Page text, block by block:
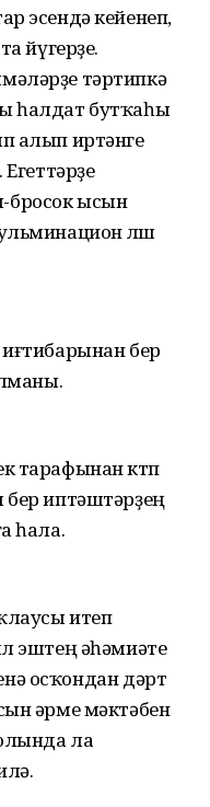
эсендә кейенеп,
йүгерҙе.
тәртипкә
һалдат бутҡаһы
алып иртәнге
ысын
өлөшө
бер
көтөп
иптәштәрҙең
һала.
итеп
эштең әһәмиәте
осҡондан дәрт
әрме мәктәбен
ла